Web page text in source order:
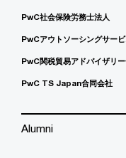
PwC社会保険労務士法人
PwCアウトソーシングサー
PwC関税貿易アドバイザリ
PwC TS Japan合同会社
Alumni